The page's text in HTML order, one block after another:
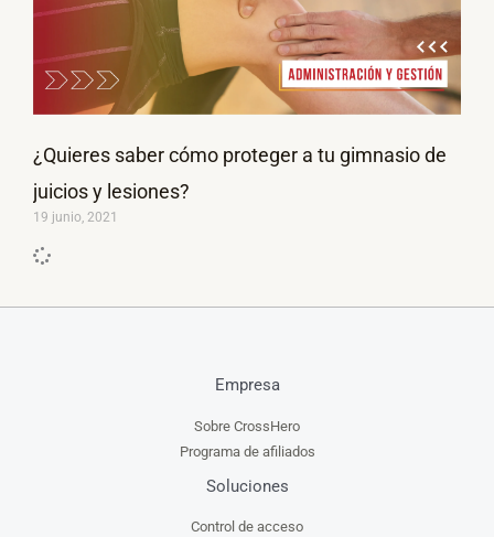
¿Quieres saber cómo proteger a tu gimnasio de
juicios y lesiones?
19 junio, 2021
Empresa
Sobre CrossHero
Programa de afiliados
Soluciones
Control de acceso